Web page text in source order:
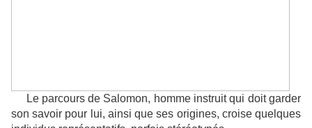
Le parcours de Salomon, homme instruit qui doit garder
son savoir pour lui, ainsi que ses origines, croise quelques